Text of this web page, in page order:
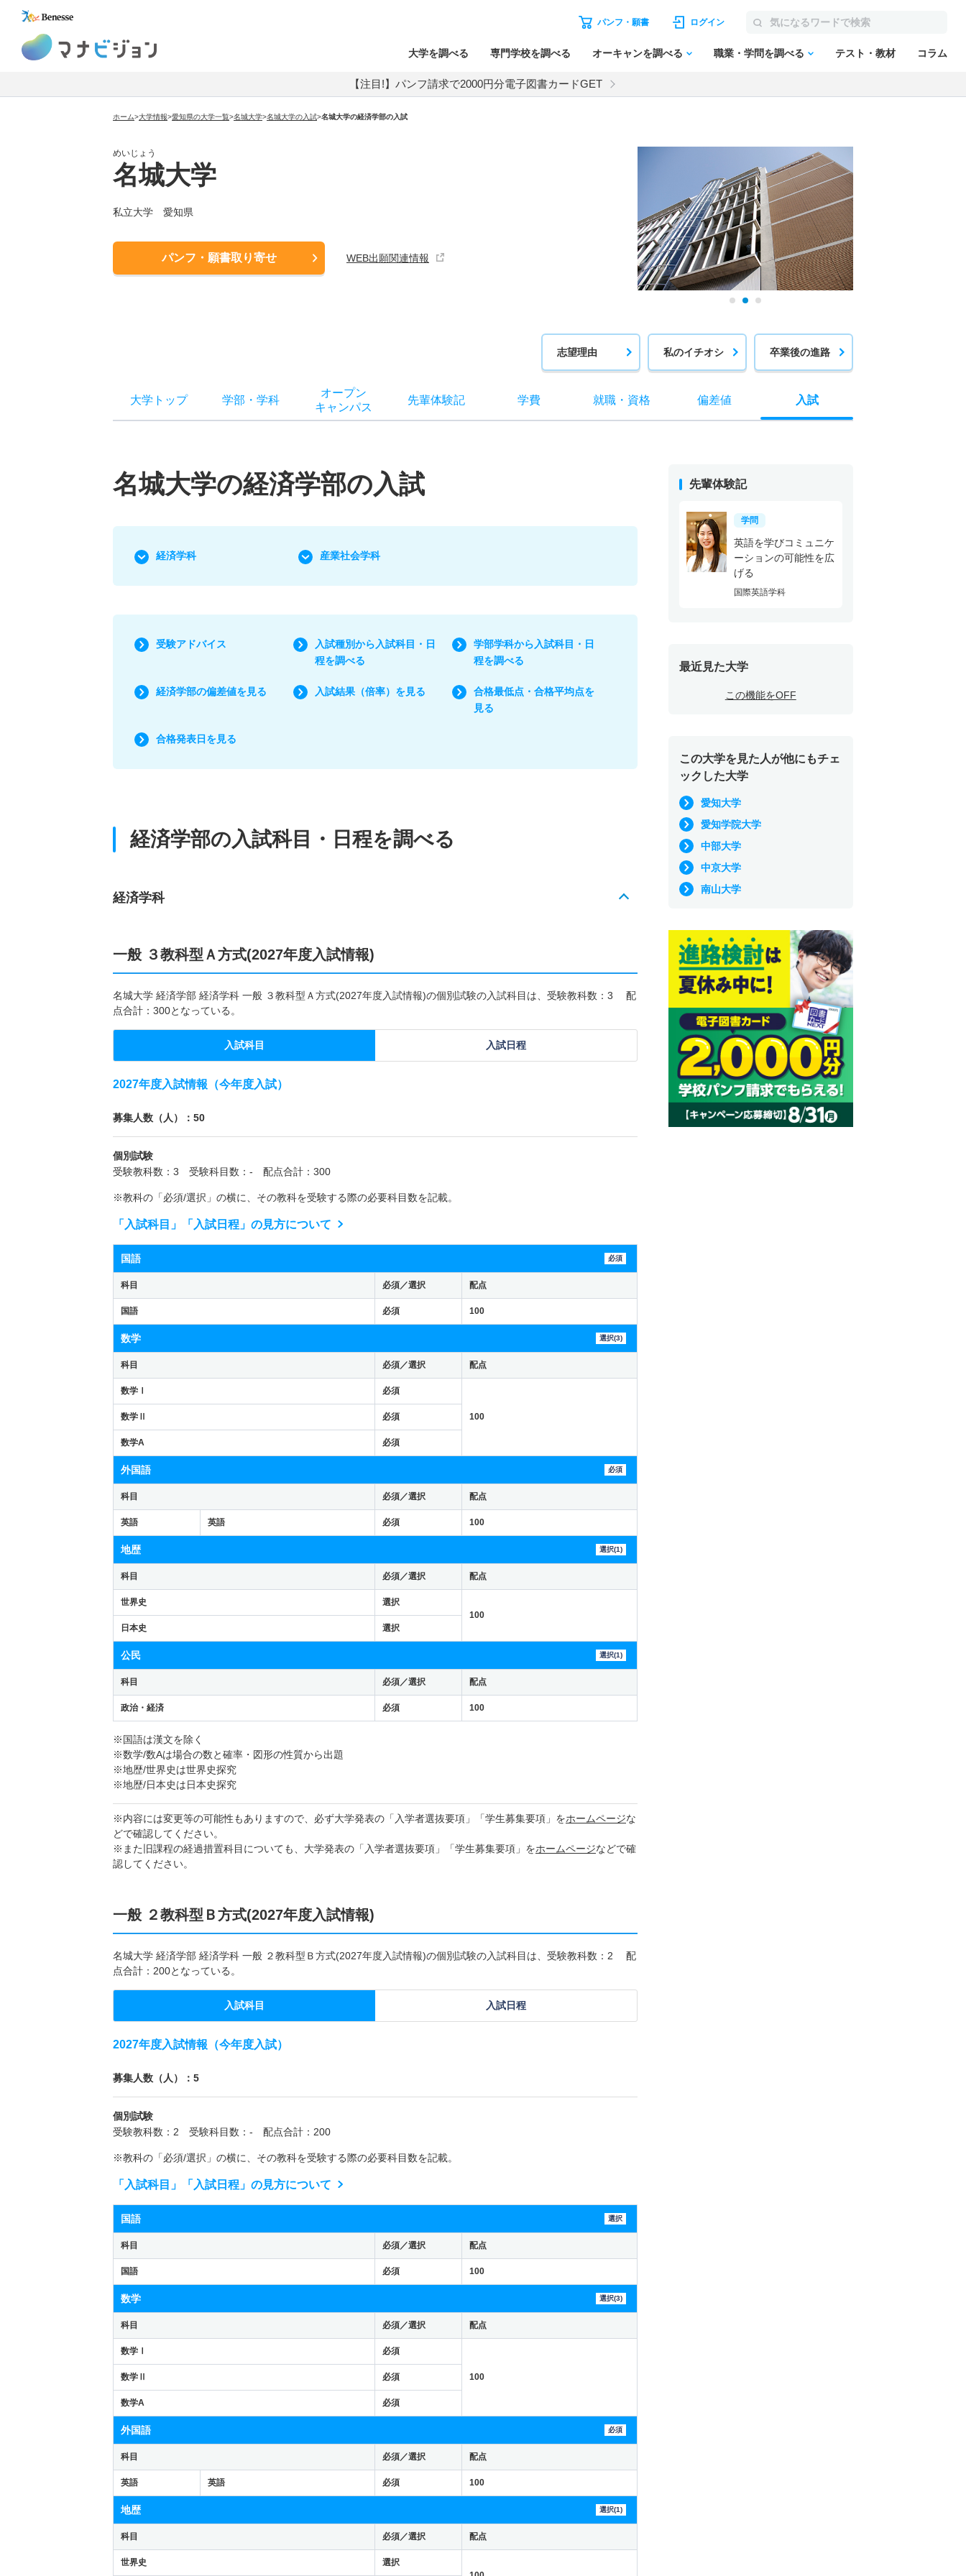
パンフ・願書 ログイン
大学を調べる 専門学校を調べる オーキャンを調べる 職業・学問を調べる テスト・教材 コラム
【注目!】パンフ請求で2000円分電子図書カードGET
ホーム>大学情報>愛知県の大学一覧>名城大学>名城大学の入試>名城大学の経済学部の入試
めいじょう
名城大学
私立大学 愛知県
パンフ・願書取り寄せ WEB出願関連情報
志望理由 私のイチオシ 卒業後の進路
大学トップ 学部 ・ 学科
オープン
キャンパス
先輩体験記 学費 就職・ 資格 偏差値 入試
名城大学の経済学部の入試
経済学科 産業社会学科
受験アドバイス
入試種別から入試科目・日
程を調べる
学部学科から入試科目・日
程を調べる
経済学部の偏差値を見る 入試結果（倍率）を見る
合格最低点・合格平均点を
見る
合格発表日を見る
経済学部の入試科目・日程を調べる
経済学科
一般 ３教科型Ａ方式(2027年度入試情報)
名城大学 経済学部 経済学科 一般 ３教科型Ａ方式(2027年度入試情報)の個別試験の入試科目は、受験教科数：3 配
点合計：300となっている。
入試科目 入試日程
2027年度入試情報（今年度入試）
募集人数（人）：50
個別試験
受験教科数：3 受験科目数：- 配点合計：300
※教科の「必須/選択」の横に、その教科を受験する際の必要科目数を記載。
「入試科目」「入試日程」の見方について
国語 必須
科目 必須／選択 配点
国語 必須 100
数学 選択(3)
科目 必須／選択 配点
数学Ⅰ 必須
100
数学Ⅱ 必須
数学A 必須
外国語 必須
科目 必須／選択 配点
英語 英語 必須 100
地歴 選択(1)
科目 必須／選択 配点
世界史
選択
100
日本史
選択
公民 選択(1)
科目 必須／選択 配点
政治・経済 必須 100
※国語は漢文を除く
※数学/数Aは場合の数と確率・図形の性質から出題
※地歴/世界史は世界史探究
※地歴/日本史は日本史探究
※内容には変更等の可能性もありますので、必ず大学発表の「入学者選抜要項」「学生募集要項」をホームページな
どで確認してください。
※また旧課程の経過措置科目についても、大学発表の「入学者選抜要項」「学生募集要項」をホームページなどで確
認してください。
一般 ２教科型Ｂ方式(2027年度入試情報)
名城大学 経済学部 経済学科 一般 ２教科型Ｂ方式(2027年度入試情報)の個別試験の入試科目は、受験教科数：2 配
点合計：200となっている。
入試科目 入試日程
2027年度入試情報（今年度入試）
募集人数（人）：5
個別試験
受験教科数：2 受験科目数：- 配点合計：200
※教科の「必須/選択」の横に、その教科を受験する際の必要科目数を記載。
「入試科目」「入試日程」の見方について
国語 選択
科目 必須／選択 配点
国語 必須 100
数学 選択(3)
科目 必須／選択 配点
数学Ⅰ 必須
100
数学Ⅱ 必須
数学A 必須
外国語 必須
科目 必須／選択 配点
英語 英語 必須 100
地歴 選択(1)
科目 必須／選択 配点
世界史
選択
先輩体験記
学問
英語を学びコミュニケ
ーションの可能性を広
げる
国際英語学科
最近見た大学
この機能をOFF
この大学を見た人が他にもチェ
ックした大学
愛知大学
愛知学院大学
中部大学
中京大学
南山大学